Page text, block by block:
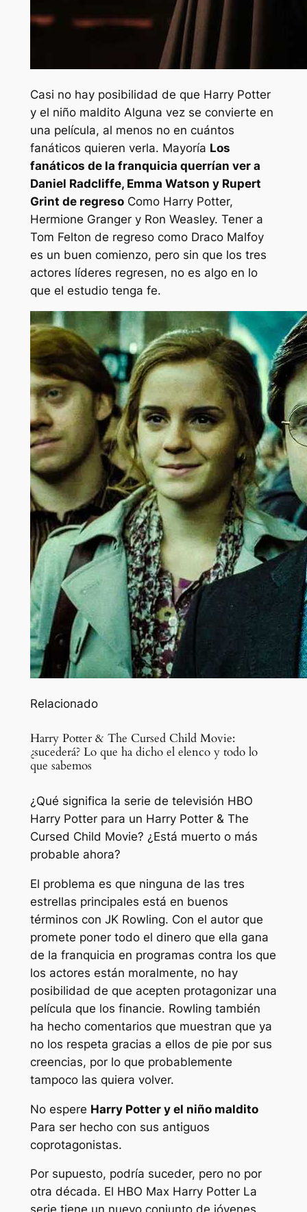
Casi no hay posibilidad de que Harry Potter
y el niño malditoAlguna vez se convierte en
una película, al menos no en cuántos
fanáticos quieren verla. Mayoría Los
fanáticos de la franquicia querrían ver a
Daniel Radcliffe, Emma Watson y Rupert
Grint de regresoComo Harry Potter,
Hermione Granger y Ron Weasley. Tener a
Tom Felton de regreso como Draco Malfoy
es un buen comienzo, pero sin que los tres
actores líderes regresen, no es algo en lo
que el estudio tenga fe.
Relacionado
Harry Potter & The Cursed Child Movie:
¿sucederá? Lo que ha dicho el elenco y todo lo
que sabemos
¿Qué significa la serie de televisión HBO
Harry Potter para un Harry Potter & The
Cursed Child Movie? ¿Está muerto o más
probable ahora?
El problema es que ninguna de las tres
estrellas principales está en buenos
términos con JK Rowling. Con el autor que
promete poner todo el dinero que ella gana
de la franquicia en programas contra los que
los actores están moralmente, no hay
posibilidad de que acepten protagonizar una
película que los financie. Rowling también
ha hecho comentarios que muestran que ya
no los respeta gracias a ellos de pie por sus
creencias, por lo que probablemente
tampoco las quiera volver.
No espere Harry Potter y el niño maldito
Para ser hecho con sus antiguos
coprotagonistas.
Por supuesto, podría suceder, pero no por
otra década. El HBO Max Harry PotterLa